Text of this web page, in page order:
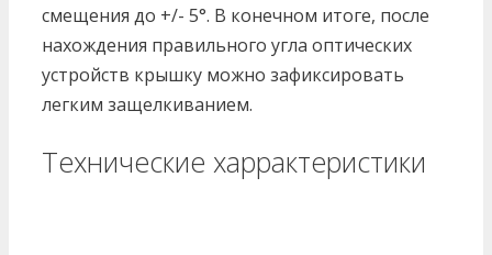
смещения до +/- 5°. В конечном итоге, после
нахождения правильного угла оптических
устройств крышку можно зафиксировать
легким защелкиванием.
Технические харрактеристики